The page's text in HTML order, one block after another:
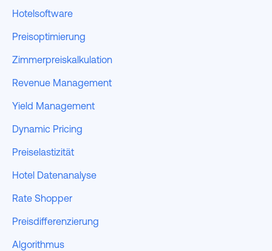
Hotelsoftware
Preisoptimierung
Zimmerpreiskalkulation
Revenue Management
Yield Management
Dynamic Pricing
Preiselastizität
Hotel Datenanalyse
Rate Shopper
Preisdifferenzierung
Algorithmus